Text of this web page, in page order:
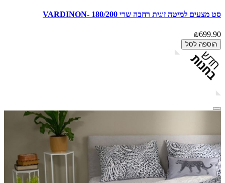
סט מצעים למיטה זוגית רחבה שרי 180/200 -VARDINON
₪699.90
הוספה לסל